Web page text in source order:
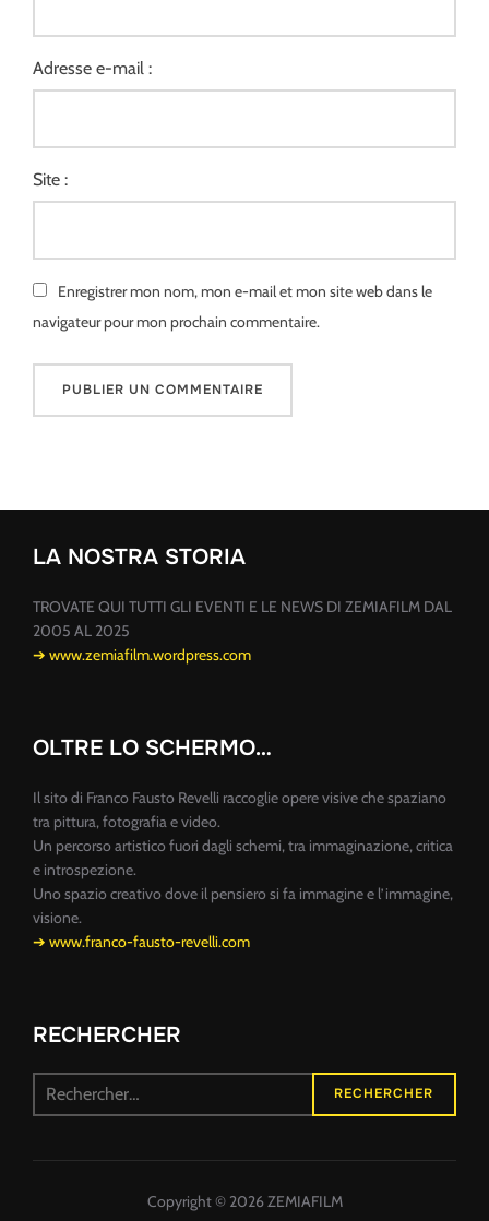
Adresse e-mail :
Site :
Enregistrer mon nom, mon e-mail et mon site web dans le
navigateur pour mon prochain commentaire.
LA NOSTRA STORIA
TROVATE QUI TUTTI GLI EVENTI E LE NEWS DI ZEMIAFILM DAL
2005 AL 2025
➔ www.zemiafilm.wordpress.com
OLTRE LO SCHERMO…
Il sito di Franco Fausto Revelli raccoglie opere visive che spaziano
tra pittura, fotografia e video.
Un percorso artistico fuori dagli schemi, tra immaginazione, critica
e introspezione.
Uno spazio creativo dove il pensiero si fa immagine e l’immagine,
visione.
➔ www.franco-fausto-revelli.com
RECHERCHER
Recherche
RECHERCHER
Copyright © 2026 ZEMIAFILM